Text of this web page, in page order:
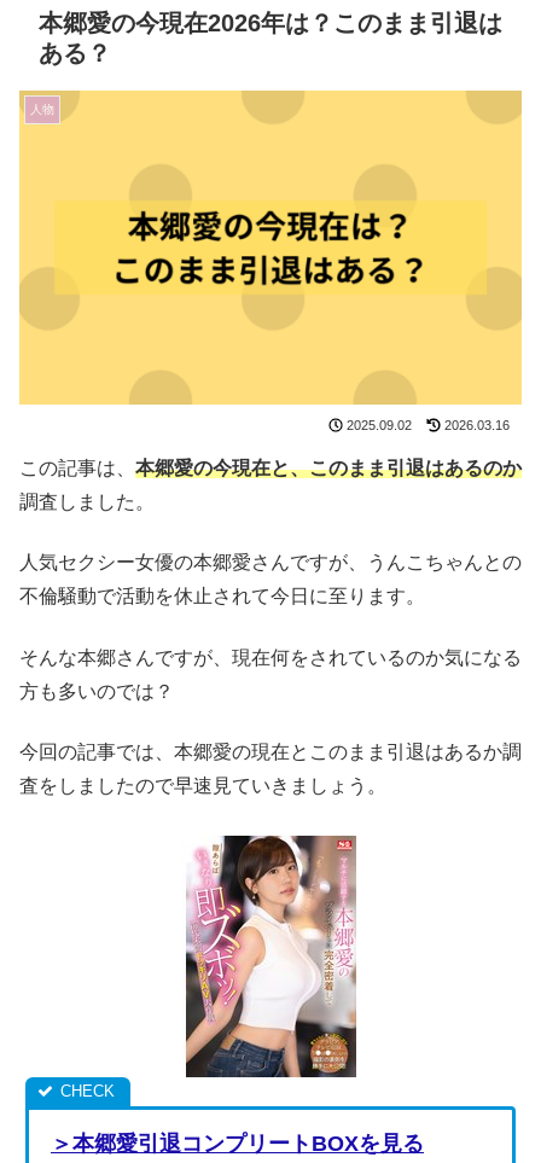
本郷愛の今現在2026年は？このまま引退は
ある？
人物
2025.09.02 2026.03.16
この記事は、 本郷愛の今現在と、このまま引退はあるのか
調査しました。
人気セクシー女優の本郷愛さんですが、うんこちゃんとの
不倫騒動で活動を休止されて今日に至ります。
そんな本郷さんですが、現在何をされているのか気になる
方も多いのでは？
今回の記事では、本郷愛の現在とこのまま引退はあるか調
査をしましたので早速見ていきましょう。
＞本郷愛引退コンプリートBOXを見る